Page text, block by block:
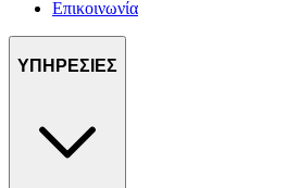
Επικοινωνία
ΥΠΗΡΕΣΙΕΣ